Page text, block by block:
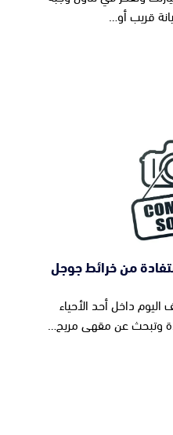
قريب أو…
من خرائط جوجل
داخل أحد الأحياء
وتبحث عن مقهى مريح…